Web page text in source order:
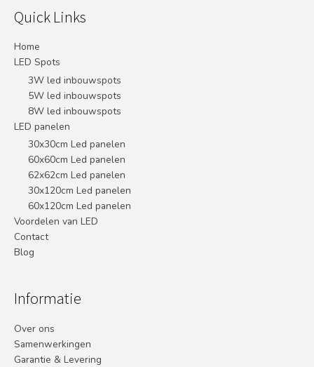
Quick Links
Home
LED Spots
3W led inbouwspots
5W led inbouwspots
8W led inbouwspots
LED panelen
30x30cm Led panelen
60x60cm Led panelen
62x62cm Led panelen
30x120cm Led panelen
60x120cm Led panelen
Voordelen van LED
Contact
Blog
Informatie
Over ons
Samenwerkingen
Garantie & Levering